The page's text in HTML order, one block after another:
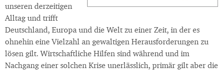
unseren derzeitigen
Alltag und trifft
Deutschland, Europa und die Welt zu einer Zeit, in der es
ohnehin eine Vielzahl an gewaltigen Herausforderungen zu
lösen gilt. Wirtschaftliche Hilfen sind während und im
Nachgang einer solchen Krise unerlässlich, primär gilt aber die